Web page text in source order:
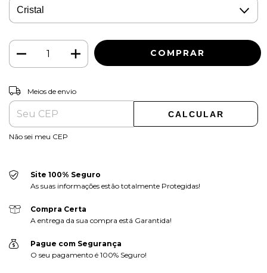
Entregas para o CEP:
Meios de envio
CALCULAR
Não sei meu CEP
Site 100% Seguro
As suas informações estão totalmente Protegidas!
Compra Certa
A entrega da sua compra está Garantida!
Pague com Segurança
O seu pagamento é 100% Seguro!